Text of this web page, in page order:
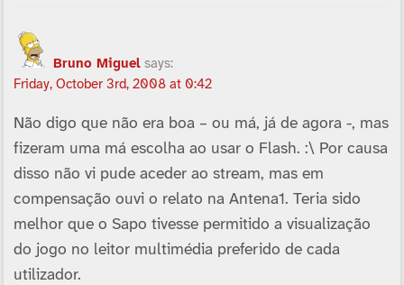
Bruno Miguel says:
Friday, October 3rd, 2008 at 0:42
Não digo que não era boa – ou má, já de agora -, mas
fizeram uma má escolha ao usar o Flash. :\ Por causa
disso não vi pude aceder ao stream, mas em
compensação ouvi o relato na Antena1. Teria sido
melhor que o Sapo tivesse permitido a visualização
do jogo no leitor multimédia preferido de cada
utilizador.